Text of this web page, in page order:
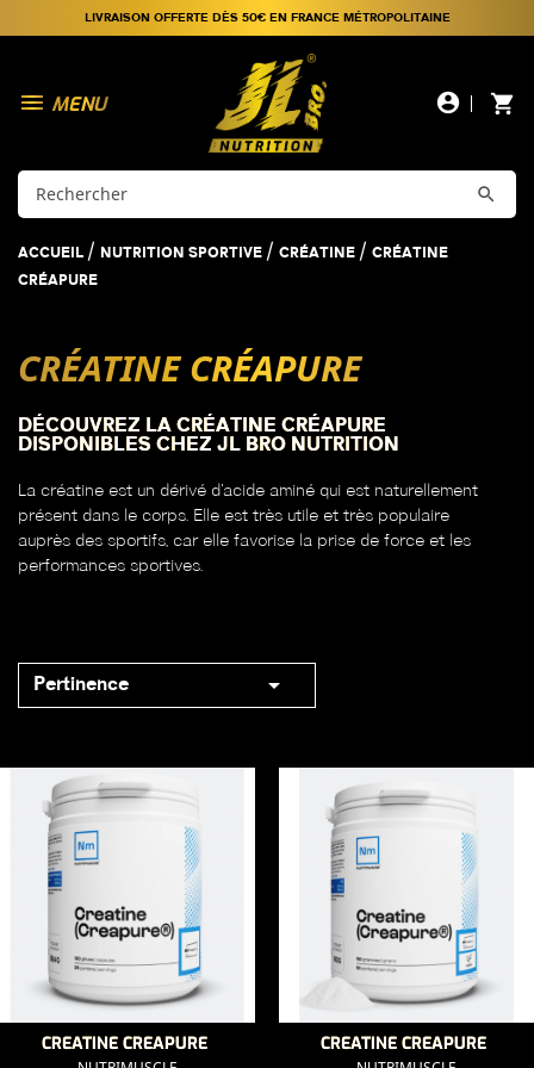
LIVRAISON OFFERTE DÈS 50€ EN FRANCE MÉTROPOLITAINE
 account_circle shopping_cart

ACCUEIL NUTRITION SPORTIVE CRÉATINE
CRÉATINE
CRÉAPURE
CRÉATINE CRÉAPURE
DÉCOUVREZ LA CRÉATINE CRÉAPURE
DISPONIBLES CHEZ JL BRO NUTRITION
La créatine est un dérivé d’acide aminé qui est naturellement
présent dans le corps. Elle est très utile et très populaire
auprès des sportifs, car elle favorise la prise de force et les
performances sportives.
Pertinence 
CREATINE CREAPURE CREATINE CREAPURE